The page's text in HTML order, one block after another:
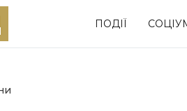
ПОДІЇ